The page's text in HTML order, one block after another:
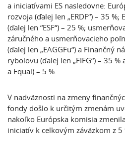
a iniciatívami ES nasledovne:
rozvoja (ďalej len „ERDF“) – 35
(ďalej len “ESF“) – 25 %;
záručného a usmerňovacieho
(ďalej len „EAGGFu“) a Finančný
rybolovu (ďalej len „FIFG“) – 35
a Equal) – 5 %.
V nadväznosti na zmeny
fondy došlo k určitým zmenám
nakoľko Európska komisia
iniciatív k celkovým záväzkom z 5